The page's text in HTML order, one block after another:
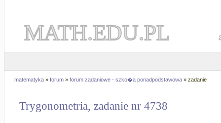
MATH.EDU.PL
matematyka » forum » forum zadaniowe - szko�a ponadpodstawowa » zadanie
Trygonometria, zadanie nr 4738